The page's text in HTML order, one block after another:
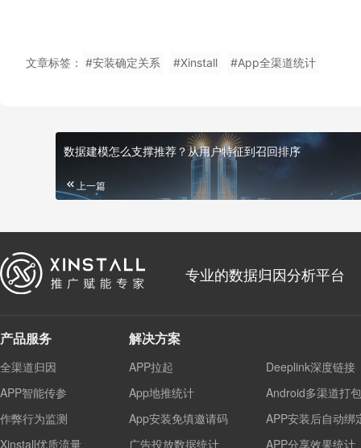
文章标签： #安装确定关系 #Xinstall #App全渠道统计
数据建模怎么支撑推荐？从用户特征到召回排序
上一篇
专业的数据归因分析平台
产品服务
全渠道归因
APP智能传参
作弊行为监测
Xinstall优质流量
解决方案
APP拉起
Deeplink深度链接
App地推统计
Android多渠道打包
App安装免填邀请码
APP安装后自动绑
广告投放数据统计
APP分享效果统计